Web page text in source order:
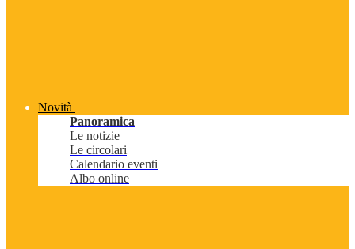
Novità
Panoramica
Le notizie
Le circolari
Calendario eventi
Albo online